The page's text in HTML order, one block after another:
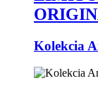
Kolekcia